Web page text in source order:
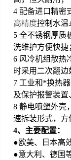
4 配备进口精密
高精度控制水温
5 全不锈钢厚质
洗维护方便快捷
6 风冷机组散热
时采用二次翻
7 工业和*换热
及保护报警装
8 静电喷塑外壳
速拆装形式，方
4、 主要配置：
●欧美、日本高
●意大利、德国